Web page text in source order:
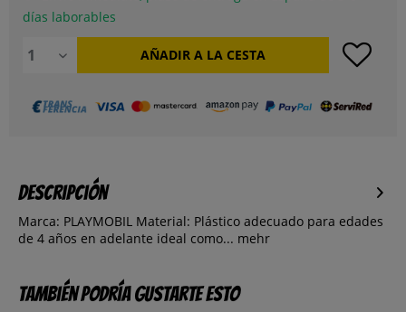
días laborables
AÑADIR A LA CESTA
Descripción
Marca: PLAYMOBIL Material: Plástico adecuado para edades
de 4 años en adelante ideal como... mehr
También podría gustarte esto